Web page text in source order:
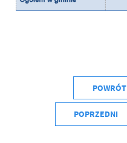
POWRÓT
POPRZEDNI